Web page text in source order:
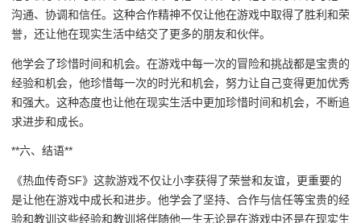
沟通、协调和信任。这种合作精神不仅让他在游戏中取得了胜利和荣
誉，还让他在现实生活中结交了更多的朋友和伙伴。
他学会了珍惜时间和机会。在游戏中每一次的冒险和挑战都是宝贵的
经验和机会，他珍惜每一次的时光和机会，努力让自己变得更加优秀
和强大。这种态度也让他在现实生活中更加珍惜时间和机会，不断追
求进步和成长。
**六、结语**
《热血传奇SF》这款游戏不仅让小李获得了荣誉和友谊，更重要的
是让他在游戏中成长和进步。他学会了坚持、合作与信任等宝贵的经
验和教训这些经验和教训将伴随他一生无论是在游戏中还是在现实生